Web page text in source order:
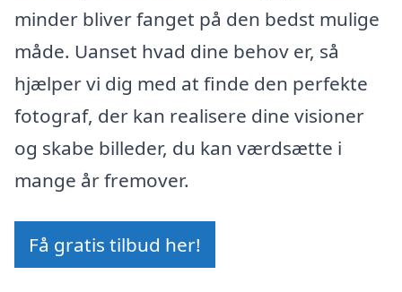
minder bliver fanget på den bedst mulige
måde. Uanset hvad dine behov er, så
hjælper vi dig med at finde den perfekte
fotograf, der kan realisere dine visioner
og skabe billeder, du kan værdsætte i
mange år fremover.
Få gratis tilbud her!